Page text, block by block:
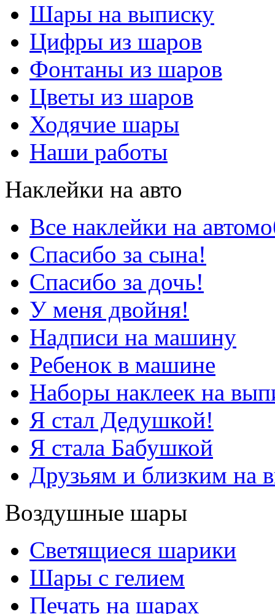
Шары на выписку
Цифры из шаров
Фонтаны из шаров
Цветы из шаров
Ходячие шары
Наши работы
Наклейки на авто
Все наклейки на
Спасибо за сына!
Спасибо за дочь!
У меня двойня!
Надписи на машину
Ребенок в машине
Наборы наклеек на
Я стал Дедушкой!
Я стала Бабушкой
Друзьям и близким на
Воздушные шары
Светящиеся шарики
Шары с гелием
Печать на шарах